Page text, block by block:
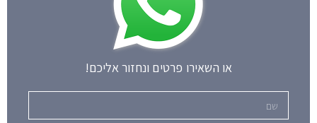
או השאירו פרטים ונחזור אליכם!
שם